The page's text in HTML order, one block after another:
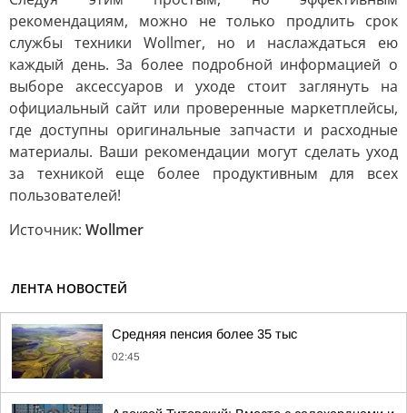
рекомендациям, можно не только продлить срок
службы техники Wollmer, но и наслаждаться ею
каждый день. За более подробной информацией о
выборе аксессуаров и уходе стоит заглянуть на
официальный сайт или проверенные маркетплейсы,
где доступны оригинальные запчасти и расходные
материалы. Ваши рекомендации могут сделать уход
за техникой еще более продуктивным для всех
пользователей!
Источник: Wollmer
ЛЕНТА НОВОСТЕЙ
Средняя пенсия более 35 тыс
02:45